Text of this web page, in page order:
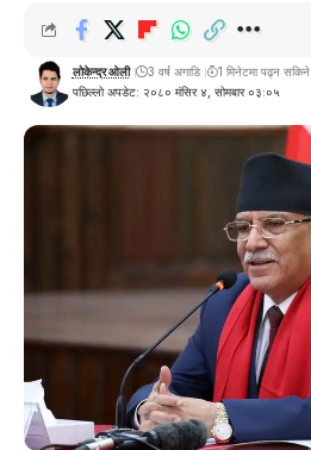
पछिल्लो अपडेट: २०८० मंसिर ४, सोमबार ०३:०५
लोकेन्द्र ओली 3 वर्ष अगाडि 1 मिनेटमा पढ्न सकिने